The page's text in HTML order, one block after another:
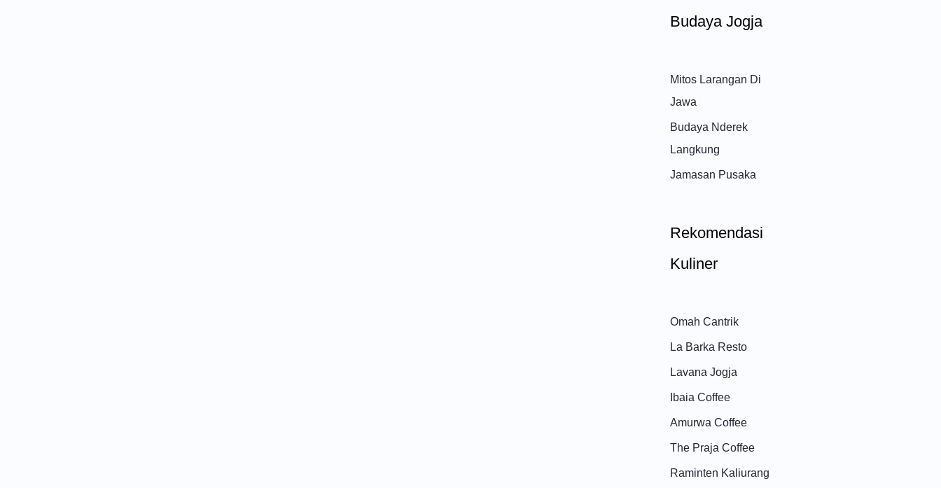
Budaya Jogja
Mitos Larangan Di
Jawa
Budaya Nderek
Langkung
Jamasan Pusaka
Rekomendasi
Kuliner
Omah Cantrik
La Barka Resto
Lavana Jogja
Ibaia Coffee
Amurwa Coffee
The Praja Coffee
Raminten Kaliurang